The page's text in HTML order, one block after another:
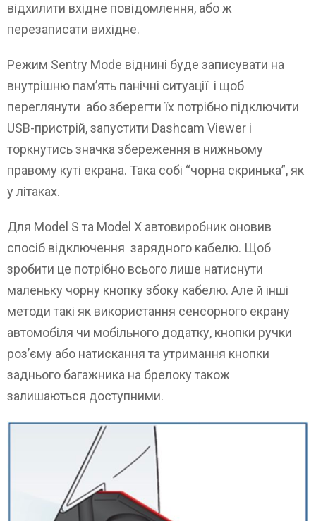
відхилити вхідне повідомлення, або ж
перезаписати вихідне.
Режим Sentry Mode віднині буде записувати на
внутрішню пам’ять панічні ситуації і щоб
переглянути або зберегти їх потрібно підключити
USB-пристрій, запустити Dashcam Viewer і
торкнутись значка збереження в нижньому
правому куті екрана. Така собі “чорна скринька”, як
у літаках.
Для Model S та Model X автовиробник оновив
спосіб відключення зарядного кабелю. Щоб
зробити це потрібно всього лише натиснути
маленьку чорну кнопку збоку кабелю. Але й інші
методи такі як використання сенсорного екрану
автомобіля чи мобільного додатку, кнопки ручки
роз’єму або натискання та утримання кнопки
заднього багажника на брелоку також
залишаються доступними.